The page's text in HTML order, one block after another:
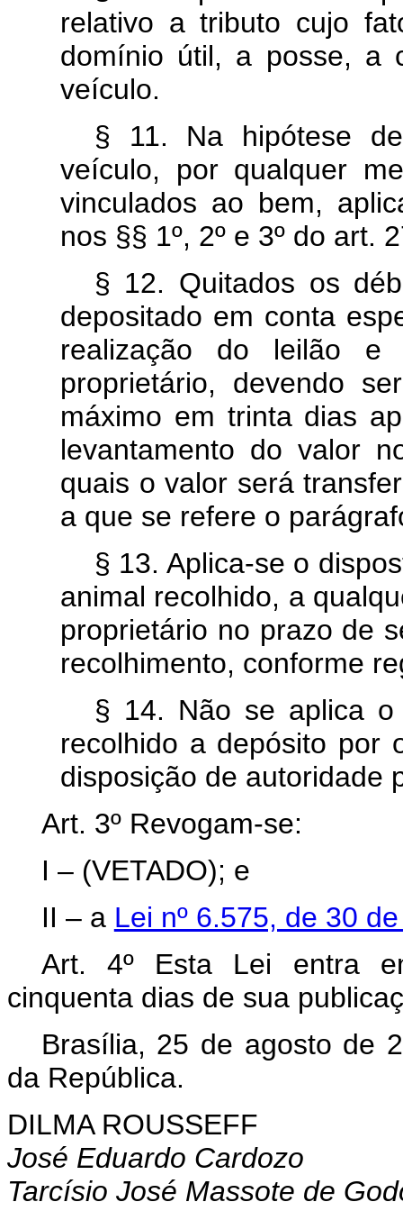
relativo a tributo cujo
domínio útil, a posse, a
veículo.
§ 11. Na hipótese
veículo, por qualquer
vinculados ao bem,
nos §§ 1º, 2º e 3º do art.
§ 12. Quitados os
depositado em conta
realização do leilão e
proprietário, devendo
máximo em trinta dias
levantamento do valor
quais o valor será
a que se refere o
§ 13. Aplica-se o
animal recolhido, a
proprietário no prazo de
recolhimento, conforme
§ 14. Não se aplica
recolhido a depósito por
disposição de autoridade
Art. 3º Revogam-se:
I – (VETADO); e
II – a Lei nº 6.575, de 30
Art. 4º Esta Lei entra
cinquenta dias de sua
Brasília, 25 de agosto de
da República.
DILMA ROUSSEFF
José Eduardo Cardozo
Tarcísio José Massote de